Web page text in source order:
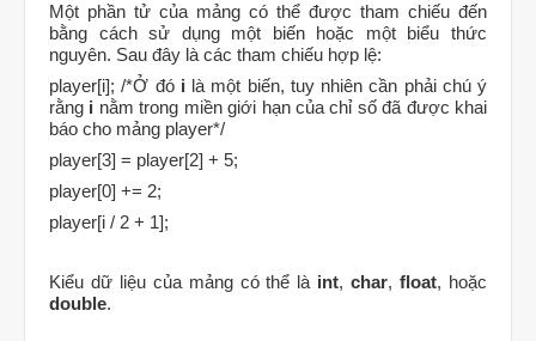
Một phần tử của mảng có thể được tham chiếu đến
bằng cách sử dụng một biến hoặc một biểu thức
nguyên. Sau đây là các tham chiếu hợp lệ:
player[i]; /*Ở đó i là một biến, tuy nhiên cần phải chú ý
rằng i nằm trong miền giới hạn của chỉ số đã được khai
báo cho mảng player*/
player[3] = player[2] + 5;
player[0] += 2;
player[i / 2 + 1];
Kiểu dữ liệu của mảng có thể là int,char,float, hoặc
double.